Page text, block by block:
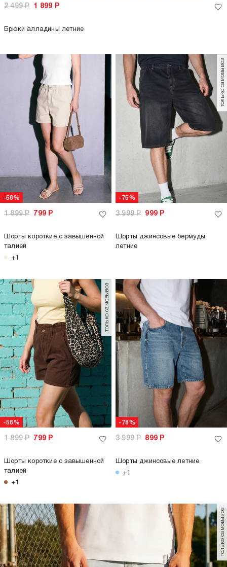
2 499Р 1 899 Р
Брюки алладины летние
-58%
1 899Р 799 Р
Шорты короткие с завышенной
талией
+1
-75%
только самовывоз
3 999Р 999 Р
Шорты джинсовые бермуды
летние
-58%
только самовывоз
1 899Р 799 Р
Шорты короткие с завышенной
талией
+1
-78%
3 999Р 899 Р
Шорты джинсовые летние
+1
только самовывоз